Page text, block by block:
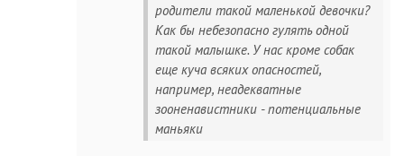
родители такой маленькой девочки?
Как бы небезопасно гулять одной
такой малышке. У нас кроме собак
еще куча всяких опасностей,
например, неадекватные
зооненавистники - потенциальные
маньяки